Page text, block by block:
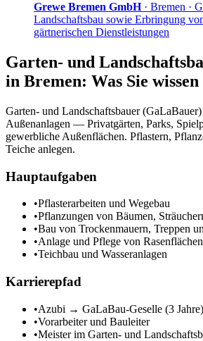
Grewe Bremen GmbH· Bremen ·
Landschaftsbau sowie Erbringung
gärtnerischen Dienstleistungen
Garten- und
in Bremen: Was Sie
Garten- und Landschaftsbauer
Außenanlagen — Privatgärten, Parks,
gewerbliche Außenflächen. Pflastern,
Teiche anlegen.
Hauptaufgaben
•Pflasterarbeiten und Wegebau
•Pflanzungen von Bäumen,
•Bau von Trockenmauern, Treppen
•Anlage und Pflege von
•Teichbau und Wasseranlagen
Karrierepfad
•Azubi → GaLaBau-Geselle (3 Jahre)
•Vorarbeiter und Bauleiter
•Meister im Garten- und